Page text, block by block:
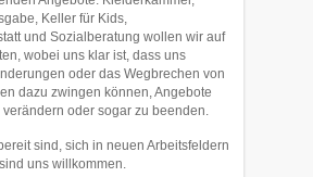
Keller für Kids,
und Sozialberatung wollen wir auf
wobei uns klar ist, dass uns
oder das Weg­brechen von
dazu zwingen können, Angebote
oder sogar zu beenden.
sind, sich in neuen Arbeitsfeldern
uns willkommen.